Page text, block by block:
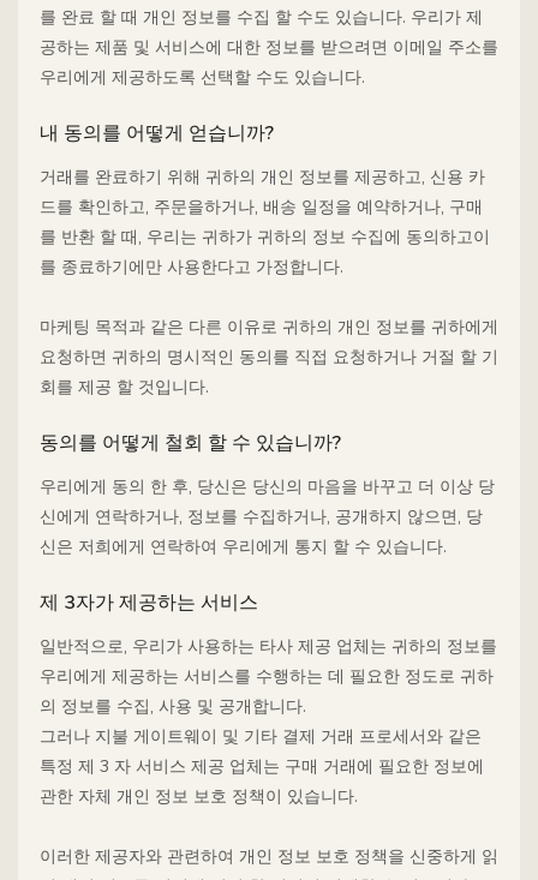
를 완료 할 때 개인 정보를 수집 할 수도 있습니다. 우리가 제
공하는 제품 및 서비스에 대한 정보를 받으려면 이메일 주소를
우리에게 제공하도록 선택할 수도 있습니다.
내 동의를 어떻게 얻습니까?
거래를 완료하기 위해 귀하의 개인 정보를 제공하고, 신용 카
드를 확인하고, 주문을하거나, 배송 일정을 예약하거나, 구매
를 반환 할 때, 우리는 귀하가 귀하의 정보 수집에 동의하고이
를 종료하기에만 사용한다고 가정합니다.
마케팅 목적과 같은 다른 이유로 귀하의 개인 정보를 귀하에게
요청하면 귀하의 명시적인 동의를 직접 요청하거나 거절 할 기
회를 제공 할 것입니다.
동의를 어떻게 철회 할 수 있습니까?
우리에게 동의 한 후, 당신은 당신의 마음을 바꾸고 더 이상 당
신에게 연락하거나, 정보를 수집하거나, 공개하지 않으면, 당
신은 저희에게 연락하여 우리에게 통지 할 수 있습니다.
제 3자가 제공하는 서비스
일반적으로, 우리가 사용하는 타사 제공 업체는 귀하의 정보를
우리에게 제공하는 서비스를 수행하는 데 필요한 정도로 귀하
의 정보를 수집, 사용 및 공개합니다.
그러나 지불 게이트웨이 및 기타 결제 거래 프로세서와 같은
특정 제 3 자 서비스 제공 업체는 구매 거래에 필요한 정보에
관한 자체 개인 정보 보호 정책이 있습니다.
이러한 제공자와 관련하여 개인 정보 보호 정책을 신중하게 읽